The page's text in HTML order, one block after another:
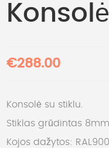
€288.00
Konsolė su stiklu.
Stiklas grūdintas
Kojos dažytos: